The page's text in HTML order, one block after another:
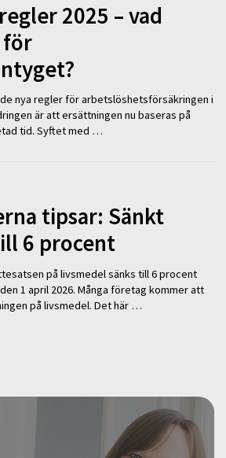
2025 – vad
för
nya regler för arbetslöshetsförsäkringen i
är att ersättningen nu baseras på
tid. Syftet med …
tipsar: Sänkt
6 procent
på livsmedel sänks till 6 procent
1 april 2026. Många företag kommer att
på livsmedel. Det här …